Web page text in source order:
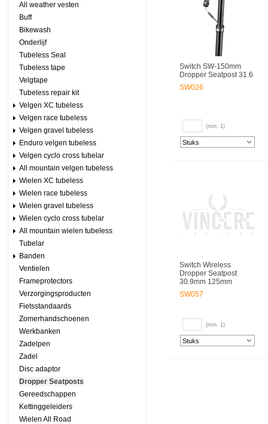
All weather vesten
Buff
Bikewash
Onderlijf
Tubeless Seal
Tubeless tape
Velgtape
Tubeless repair kit
Velgen XC tubeless
Velgen race tubeless
Velgen gravel tubeless
Enduro velgen tubeless
Velgen cyclo cross tubelar
All mountain velgen tubeless
Wielen XC tubeless
Wielen race tubeless
Wielen gravel tubeless
Wielen cyclo cross tubelar
All mountain wielen tubeless
Tubelar
Banden
Ventielen
Frameprotectors
Verzorgingsproducten
Fietsstandaards
Zomerhandschoenen
Werkbanken
Zadelpen
Zadel
Disc adaptor
Dropper Seatposts
Gereedschappen
Kettinggeleiders
Wielen All Road
Switch SW-150mm
Dropper Seatpost 31.6
SW026
(min. 1)
Switch Wireless
Dropper Seatpost
30.9mm 125mm
SW057
(min. 1)